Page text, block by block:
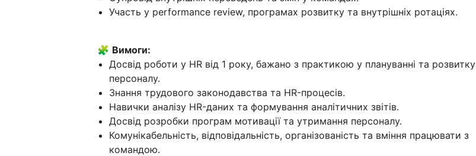
Участь у performance review, програмах розвитку та внутрішніх ротаціях.
🧩 Вимоги:
Досвід роботи у HR від 1 року, бажано з практикою у плануванні та розвитку
персоналу.
Знання трудового законодавства та HR-процесів.
Навички аналізу HR-даних та формування аналітичних звітів.
Досвід розробки програм мотивації та утримання персоналу.
Комунікабельність, відповідальність, організованість та вміння працювати з
командою.